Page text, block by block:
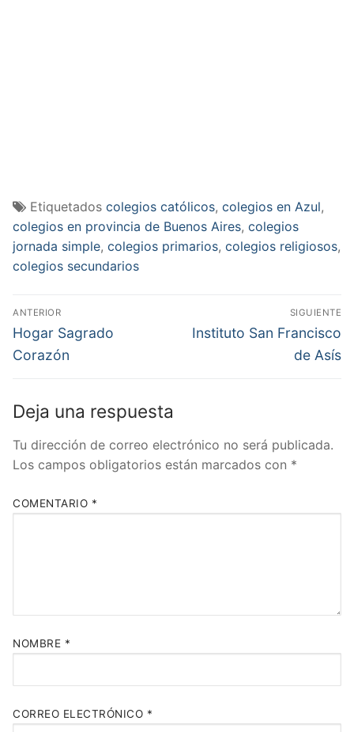
Etiquetados colegios católicos, colegios en Azul,
colegios en provincia de Buenos Aires, colegios
jornada simple, colegios primarios, colegios religiosos,
colegios secundarios
Navegación
de
entradas
ANTERIOR
Entrada
anterior:
Hogar Sagrado
Corazón
SIGUIENTE
Entrada
Instituto San Francisco
de Asís
Deja una respuesta
Tu dirección de correo electrónico no será publicada.
Los campos obligatorios están marcados con *
COMENTARIO *
NOMBRE *
CORREO ELECTRÓNICO *